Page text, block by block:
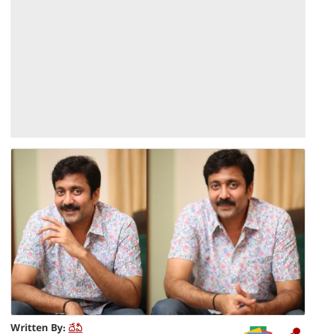
Written By: దేవీ